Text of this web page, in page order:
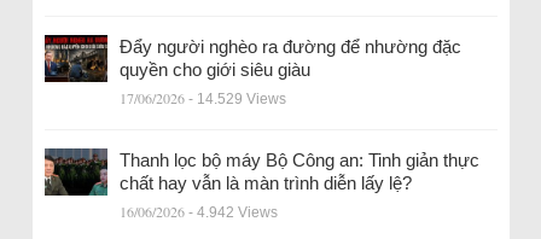
Đẩy người nghèo ra đường để nhường đặc
quyền cho giới siêu giàu
17/06/2026 - 14.529 Views
Thanh lọc bộ máy Bộ Công an: Tinh giản thực
chất hay vẫn là màn trình diễn lấy lệ?
16/06/2026 - 4.942 Views